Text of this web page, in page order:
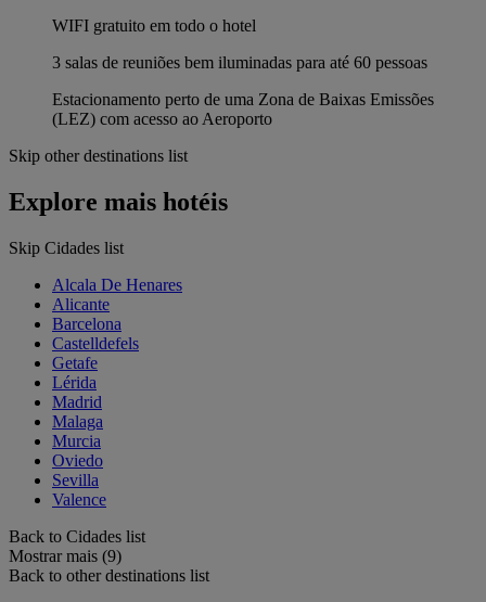
WIFI gratuito em todo o hotel
3 salas de reuniões bem iluminadas para até 60 pessoas
Estacionamento perto de uma Zona de Baixas Emissões
(LEZ) com acesso ao Aeroporto
Skip other destinations list
Explore mais hotéis
Skip Cidades list
Alcala De Henares
Alicante
Barcelona
Castelldefels
Getafe
Lérida
Madrid
Malaga
Murcia
Oviedo
Sevilla
Valence
Back to Cidades list
Mostrar mais (9)
Back to other destinations list